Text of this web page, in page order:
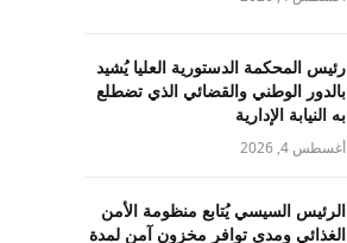
رئيس المحكمة الدستورية العليا يُشيد
بالدور الوطني والقضائي الذي تضطلع
به النيابة الإدارية
أغسطس 4, 2026
الرئيس السيسي يُتابع منظومة الأمن
الغذائي ومدى توافر مخزون آمن لمدة